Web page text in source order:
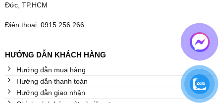
Đức, TP.HCM
Điện thoại: 0915.256.266
HƯỚNG DẪN KHÁCH HÀNG
Hướng dẫn mua hàng
Hướng dẫn thanh toán
Hướng dẫn giao nhận